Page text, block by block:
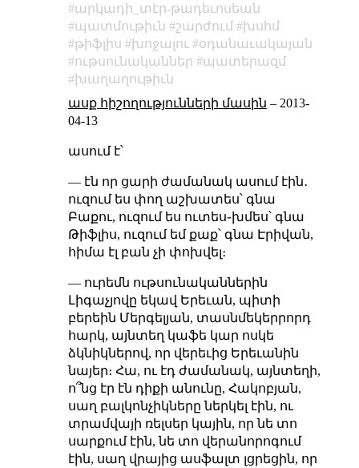
արկադի_տէր-թադեւոսեան
պատմութիւն
շարժում
խսհմ
թիֆլիս
խոջալու
օդանաւակայան
ութսունականներ
պատերազմ
խաղաղութիւն
ասք հիշողությունների մասին – 2013-
04-13
ասում է՝
— էն որ ցարի ժամանակ ասում էին․
ուզում ես փող աշխատես՝ գնա
Բաքու, ուզում ես ուտես֊խմես՝ գնա
Թիֆլիս, ուզում եմ քաք՝ գնա Էրիվան,
հիմա էլ բան չի փոխվել։
— ուրեմն ութսունականներին
Լիգաչյովը եկավ Երեւան, պիտի
բերեին Մերգելյան, տասնմեկերրորդ
հարկ, այնտեղ կաֆե կար ոսկե
ձկնիկներով, որ վերեւից Երեւանին
նայեր։ Հա, ու էդ ժամանակ, այնտեղի,
ո՞նց էր էն դիքի անունը, Հակոբյան,
սաղ բալկոնչիկները ներկել էին, ու
տրամվայի ռելսեր կային, որ նե տո
սարքում էին, նե տո վերանորոգում
էին, սաղ վրայից ասֆալտ լցրեցին, որ